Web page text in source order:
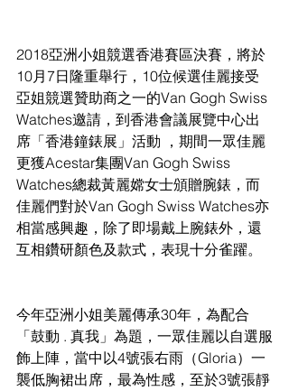
2018亞洲小姐競選香港賽區決賽，將於
10月7日隆重舉行，10位候選佳麗接受
亞姐競選贊助商之一的Van Gogh Swiss
Watches邀請，到香港會議展覽中心出
席「香港鐘錶展」活動 ，期間一眾佳麗
更獲Acestar集團Van Gogh Swiss
Watches總裁黃麗嫦女士頒贈腕錶，而
佳麗們對於Van Gogh Swiss Watches亦
相當感興趣，除了即場戴上腕錶外，還
互相鑽研顏色及款式，表現十分雀躍。
今年亞洲小姐美麗傳承30年，為配合
「鼓動 . 真我」為題，一眾佳麗以自選服
飾上陣，當中以4號張右雨（Gloria）一
襲低胸裙出席，最為性感，至於3號張靜